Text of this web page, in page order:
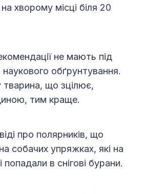
хворому місці біля 20
не мають під
обґрунтування.
тварина, що зцілює,
тим краще.
про полярників, що
собачих упряжках, які на
попадали в снігові бурани.